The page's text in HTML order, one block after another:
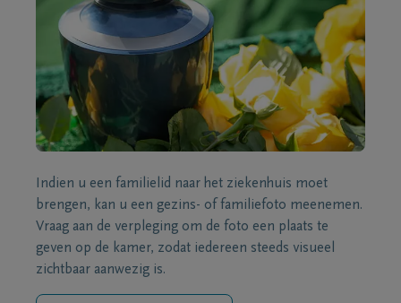
Indien u een familielid naar het ziekenhuis moet
brengen, kan u een gezins- of familiefoto meenemen.
Vraag aan de verpleging om de foto een plaats te
geven op de kamer, zodat iedereen steeds visueel
zichtbaar aanwezig is.